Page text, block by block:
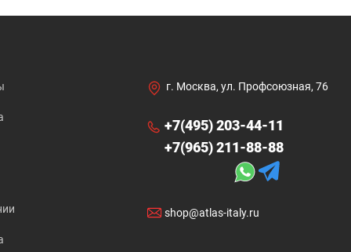
г. Москва, ул. Профсоюзная, 76
+7(495) 203-44-11
+7(965) 211-88-88
shop@atlas-italy.ru